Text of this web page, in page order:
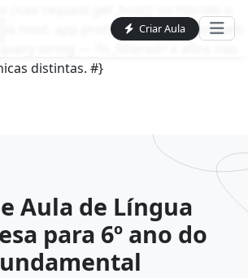
Host: app.profy.com.br. request.path
distintas. #}
Criar Aula
Aula de Língua
para 6º ano do